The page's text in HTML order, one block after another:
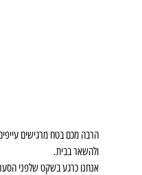
הרבה מכם בטח מרגישים
ולהשאר בבית.
אנחנו כרגע בשקט שלפני